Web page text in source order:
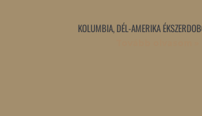
KOLUMBIA, DÉL-AMERIKA